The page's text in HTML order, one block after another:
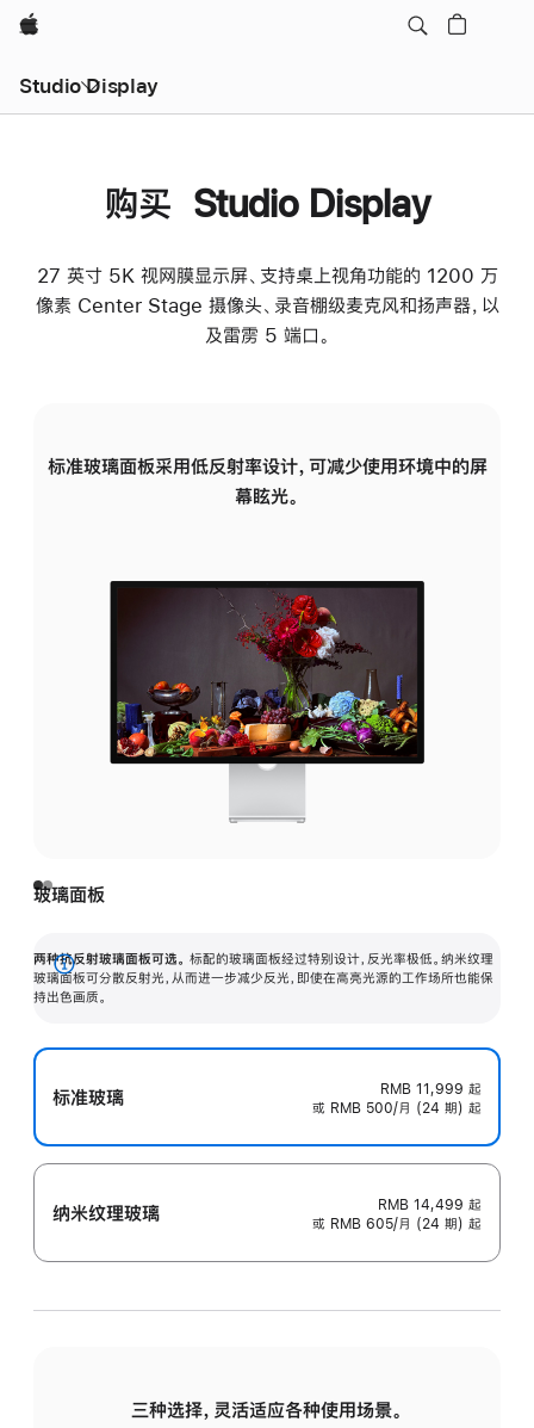
Apple
Studio Display
购买 Studio Display
27 英寸 5K 视网膜显示屏、支持桌上视角功能的 1200 万
像素 Center Stage 摄像头、录音棚级麦克风和扬声器，以
及雷雳 5 端口。
标准玻璃面板采用低反射率设计，可减少使用环境中的屏
幕眩光。
玻璃面板
两种抗反射玻璃面板可选。 标配的玻璃面板经过特别设计，反光率极低。纳米纹理
玻璃面板可分散反射光，从而进一步减少反光，即使在高亮光源的工作场所也能保
持出色画质。
展
开
标准玻璃 RMB 11,999 起
或 RMB 500/月 (24 期) 起
纳米纹理玻璃 RMB 14,499 起
或 RMB 605/月 (24 期) 起
三种选择，灵活适应各种使用场景。